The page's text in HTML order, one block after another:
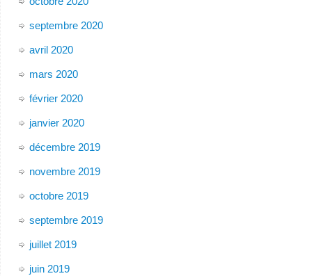
septembre 2020
avril 2020
mars 2020
février 2020
janvier 2020
décembre 2019
novembre 2019
octobre 2019
septembre 2019
juillet 2019
juin 2019